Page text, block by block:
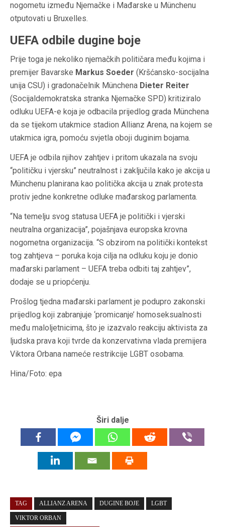
nogometu između Njemačke i Mađarske u Münchenu
otputovati u Bruxelles.
UEFA odbile dugine boje
Prije toga je nekoliko njemačkih političara među kojima i
premijer Bavarske Markus Soeder (Kršćansko-socijalna
unija CSU) i gradonačelnik Münchena Dieter Reiter
(Socijaldemokratska stranka Njemačke SPD) kritiziralo
odluku UEFA-e koja je odbacila prijedlog grada Münchena
da se tijekom utakmice stadion Allianz Arena, na kojem se
utakmica igra, pomoću svjetla oboji duginim bojama.
UEFA je odbila njihov zahtjev i pritom ukazala na svoju
“političku i vjersku” neutralnost i zaključila kako je akcija u
Münchenu planirana kao politička akcija u znak protesta
protiv jedne konkretne odluke mađarskog parlamenta.
“Na temelju svog statusa UEFA je politički i vjerski
neutralna organizacija”, pojašnjava europska krovna
nogometna organizacija. “S obzirom na politički kontekst
tog zahtjeva – poruka koja cilja na odluku koju je donio
mađarski parlament – UEFA treba odbiti taj zahtjev”,
dodaje se u priopćenju.
Prošlog tjedna mađarski parlament je podupro zakonski
prijedlog koji zabranjuje ‘promicanje’ homoseksualnosti
među maloljetnicima, što je izazvalo reakciju aktivista za
ljudska prava koji tvrde da konzervativna vlada premijera
Viktora Orbana nameće restrikcije LGBT osobama.
Hina/Foto: epa
Širi dalje
TAG ALLIANZ ARENA DUGINE BOJE LGBT
VIKTOR ORBAN